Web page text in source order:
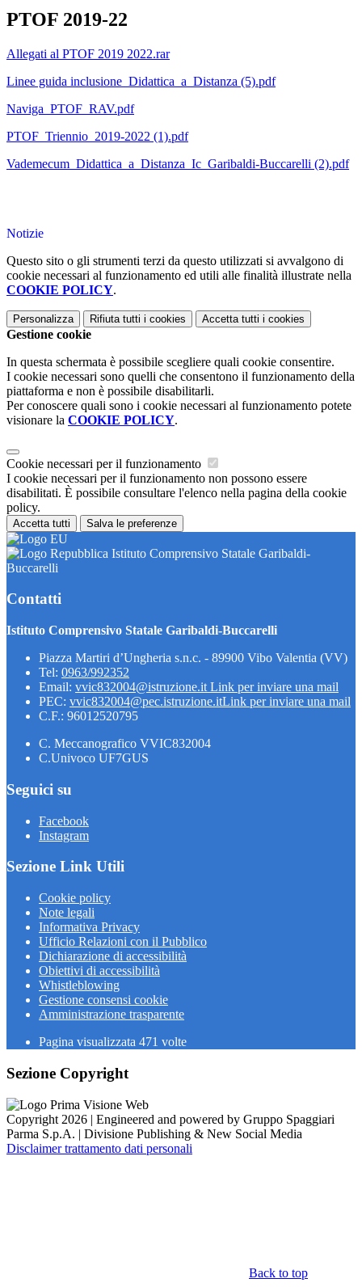
PTOF 2019-22
Allegati al PTOF 2019 2022.rar
Linee guida inclusione_Didattica_a_Distanza (5).pdf
Naviga_PTOF_RAV.pdf
PTOF_Triennio_2019-2022 (1).pdf
Vademecum_Didattica_a_Distanza_Ic_Garibaldi-Buccarelli (2).pdf
Notizie
Questo sito o gli strumenti terzi da questo utilizzati si avvalgono di
cookie necessari al funzionamento ed utili alle finalità illustrate nella
COOKIE POLICY.
Personalizza Rifiuta tutti i cookies Accetta tutti i cookies
Gestione cookie
In questa schermata è possibile scegliere quali cookie consentire.
I cookie necessari sono quelli che consentono il funzionamento della
piattaforma e non è possibile disabilitarli.
Per conoscere quali sono i cookie necessari al funzionamento potete
visionare la COOKIE POLICY.
Cookie necessari per il funzionamento
I cookie necessari per il funzionamento non possono essere
disabilitati. È possibile consultare l'elenco nella pagina della cookie
policy.
Accetta tutti Salva le preferenze
Istituto Comprensivo Statale Garibaldi-
Buccarelli
Contatti
Istituto Comprensivo Statale Garibaldi-Buccarelli
Piazza Martiri d’Ungheria s.n.c. - 89900 Vibo Valentia (VV)
Tel: 0963/992352
Email: vvic832004@istruzione.it Link per inviare una mail
PEC: vvic832004@pec.istruzione.itLink per inviare una mail
C.F.: 96012520795
C. Meccanografico VVIC832004
C.Univoco UF7GUS
Seguici su
Facebook
Instagram
Sezione Link Utili
Cookie policy
Note legali
Informativa Privacy
Ufficio Relazioni con il Pubblico
Dichiarazione di accessibilità
Obiettivi di accessibilità
Whistleblowing
Gestione consensi cookie
Amministrazione trasparente
Pagina visualizzata 471 volte
Sezione Copyright
Copyright 2026 | Engineered and powered by Gruppo Spaggiari
Parma S.p.A. | Divisione Publishing & New Social Media
Disclaimer trattamento dati personali
Back to top